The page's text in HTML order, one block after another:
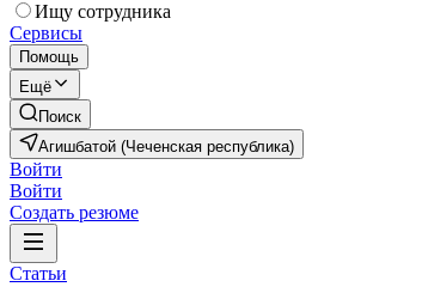
Ищу сотрудника
Сервисы
Помощь
Ещё
Поиск
Агишбатой (Чеченская республика)
Войти
Войти
Создать резюме
Статьи